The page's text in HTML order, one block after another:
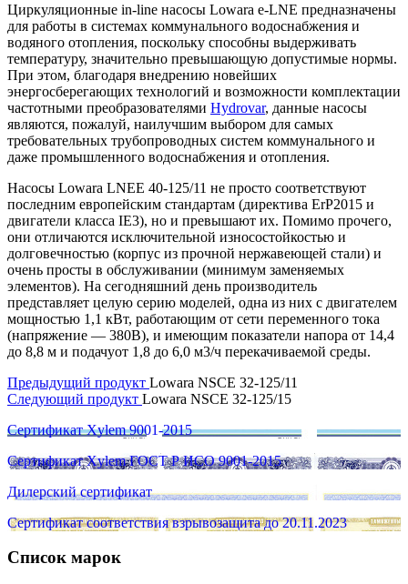
Циркуляционные in-line насосы Lowara e-LNE предназначены
для работы в системах коммунального водоснабжения и
водяного отопления, поскольку способны выдерживать
температуру, значительно превышающую допустимые нормы.
При этом, благодаря внедрению новейших
энергосберегающих технологий и возможности комплектации
частотными преобразователями Hydrovar, данные насосы
являются, пожалуй, наилучшим выбором для самых
требовательных трубопроводных систем коммунального и
даже промышленного водоснабжения и отопления.
Насосы Lowara LNEE 40-125/11 не просто соответствуют
последним европейским стандартам (директива ErP2015 и
двигатели класса IE3), но и превышают их. Помимо прочего,
они отличаются исключительной износостойкостью и
долговечностью (корпус из прочной нержавеющей стали) и
очень просты в обслуживании (минимум заменяемых
элементов). На сегодняшний день производитель
представляет целую серию моделей, одна из них с двигателем
мощностью 1,1 кВт, работающим от сети переменного тока
(напряжение — 380В), и имеющим показатели напора от 14,4
до 8,8 м и подачуот 1,8 до 6,0 м3/ч перекачиваемой среды.
Предыдущий продукт Lowara NSCE 32-125/11
Следующий продукт Lowara NSCE 32-125/15
Сертификат Xylem 9001-2015
Сертификат Xylem ГОСТ Р ИСО 9001-2015
Дилерский сертификат
Сертификат соответствия взрывозащита до 20.11.2023
Список марок